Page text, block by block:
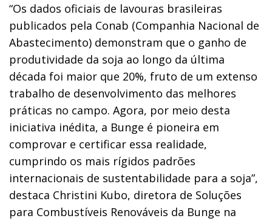
“Os dados oficiais de lavouras brasileiras
publicados pela Conab (Companhia Nacional de
Abastecimento) demonstram que o ganho de
produtividade da soja ao longo da última
década foi maior que 20%, fruto de um extenso
trabalho de desenvolvimento das melhores
práticas no campo. Agora, por meio desta
iniciativa inédita, a Bunge é pioneira em
comprovar e certificar essa realidade,
cumprindo os mais rígidos padrões
internacionais de sustentabilidade para a soja”,
destaca Christini Kubo, diretora de Soluções
para Combustíveis Renováveis da Bunge na